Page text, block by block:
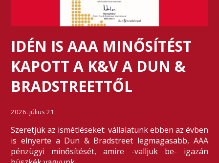
IDÉN IS AAA MINŐSÍTÉST
KAPOTT A K&V A DUN &
BRADSTREETTŐL
2026. július 21.
Szeretjük az ismétléseket: vállalatunk ebben az évben
is elnyerte a Dun & Bradstreet legmagasabb, AAA
pénzügyi minősítését, amire -valljuk be- igazán